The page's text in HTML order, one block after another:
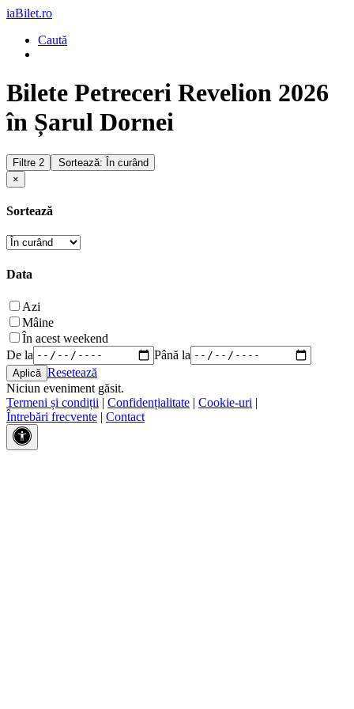
iaBilet.ro
Caută
Bilete Petreceri Revelion 2026
în Șarul Dornei
Filtre 2
Sortează: În curând
×
Sortează
Data
Azi
Mâine
În acest weekend
De la
Până la
Resetează
Niciun eveniment găsit.
Termeni și condiții | Confidențialitate | Cookie-uri |
Întrebări frecvente | Contact